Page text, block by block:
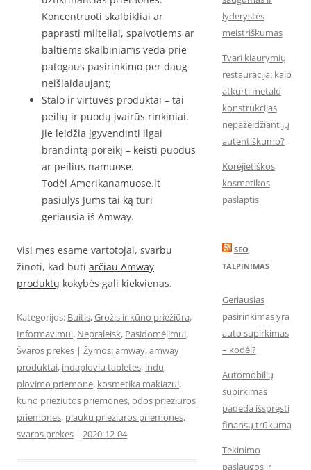
Koncentruoti skalbikliai ar
paprasti milteliai, spalvotiems ar
baltiems skalbiniams veda prie
patogaus pasirinkimo per daug
neišlaidaujant;
Stalo ir virtuvės produktai – tai
peilių ir puodų įvairūs rinkiniai.
Jie leidžia įgyvendinti ilgai
brandintą poreikį – keisti puodus
ar peilius namuose.
Todėl Amerikanamuose.lt
pasiūlys Jums tai ką turi
geriausia iš Amway.
Visi mes esame vartotojai, svarbu
žinoti, kad būti arčiau Amway
produktų kokybės gali kiekvienas.
Kategorijos: Buitis,Grožis ir kūno priežiūra,
Informavimui, Nepraleisk, Pasidomėjimui,
Švaros prekės | Žymos:amway,amway
produktai, indaploviu tabletes, indu
plovimo priemone, kosmetika makiazui,
kuno prieziutos priemones,odos prieziuros
priemones, plauku prieziuros priemones,
svaros prekes | 2020-12-04
lyderystės
meistriškumas
Tvari kiaurymių
restauracija: kaip
atkurti metalo
konstrukcijas
nepažeidžiant jų
autentiškumo?
Korėjietiškos
kosmetikos
paslaptis
SEO
TALPINIMAS
Geriausias
pasirinkimas yra
auto supirkimas
– kodėl?
Automobilių
supirkimas
padeda išspręsti
finansų trūkumą
Tekinimo
paslaugos ir